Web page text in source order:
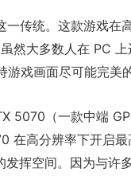
传统。这款游戏在
然大多数人在 PC
戏画面尽可能完美
5070（一款中端
在高分辨率下开启
发挥空间。因为与